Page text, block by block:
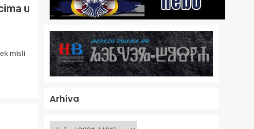
u
misli
Arhiva